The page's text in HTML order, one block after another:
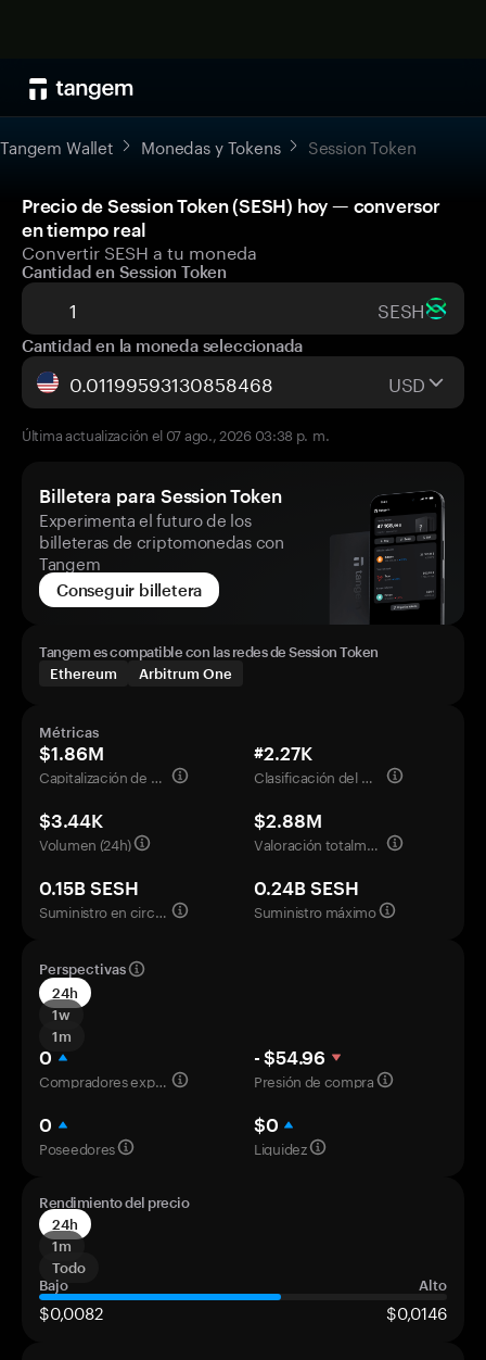
Tangem Wallet Monedas y Tokens Session Token
Precio de Session Token (SESH) hoy — conversor
en tiempo real
Convertir SESH a tu moneda
Cantidad en Session Token
SESH
Cantidad en la moneda seleccionada
USD
Última actualización el 07 ago., 2026 03:38 p. m.
Billetera para Session Token
Experimenta el futuro de los
billeteras de criptomonedas con
Tangem
Conseguir billetera
Tangem es compatible con las redes de Session Token
Ethereum
Arbitrum One
Métricas
$1.86M
Capitalización de mercado
#2.27K
Clasificación del mercado
$3.44K
Volumen (24h)
$2.88M
Valoración totalmente diluida
0.15B SESH
Suministro en circulación
0.24B SESH
Suministro máximo
Perspectivas
24h
1w
1m
0
Compradores experimentados
- $54.96
Presión de compra
0
Poseedores
$0
Liquidez
Rendimiento del precio
24h
1m
Todo
Bajo
Alto
$0,0082 $0,0146